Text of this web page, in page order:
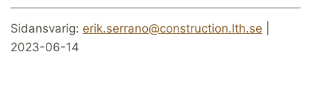
Sidansvarig: erik.serrano@construction.lth.se
2023-06-14